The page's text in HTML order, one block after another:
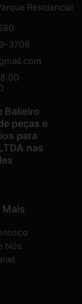
Residencial
3706
Balieiro
peças e
para
nas
Mais
Nós